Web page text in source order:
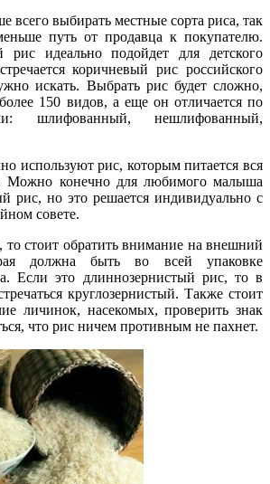
всего выбирать местные сорта риса, так
путь от продавца к покупателю.
рис идеально подойдет для детского
коричневый рис российского
искать. Выбрать рис будет сложно,
150 видов, а еще он отличается по
шлифованный, нешлифованный,
используют рис, которым питается вся
Можно конечно для любимого малыша
рис, но это решается индивидуально с
совете.
то стоит обратить внимание на внешний
должна быть во всей упаковке
Если это длиннозернистый рис, то в
круглозернистый. Также стоит
личинок, насекомых, проверить знак
что рис ничем противным не пахнет.